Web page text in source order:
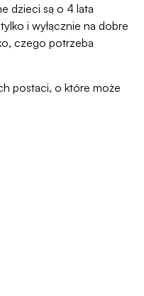
dzieci są o 4 lata
i wyłącznie na dobre
czego potrzeba
postaci, o które może